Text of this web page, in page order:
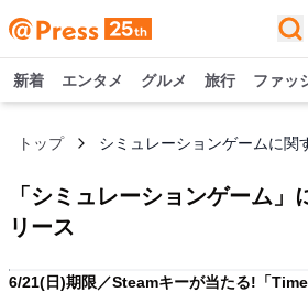
新着 エンタメ グルメ 旅行 ファッ
トップ シミュレーションゲームに関
「 シミュレーションゲーム 」
リース
6/21(日)期限／Steamキーが当たる!「